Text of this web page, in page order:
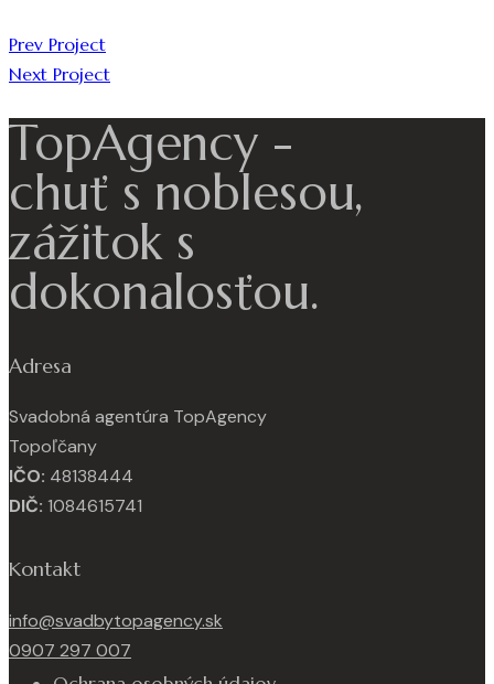
Navigácia
v
článku
Prev Project
Next Project
TopAgency -
chuť s noblesou,
zážitok s
dokonalosťou.
Adresa
Svadobná agentúra TopAgency
Topoľčany
IČO: 48138444
DIČ: 1084615741
Kontakt
info@svadbytopagency.sk
0907 297 007